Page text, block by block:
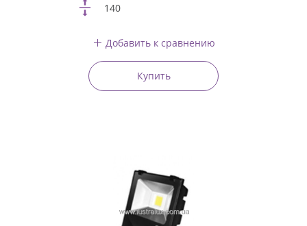
140
Добавить к сравнению
Купить